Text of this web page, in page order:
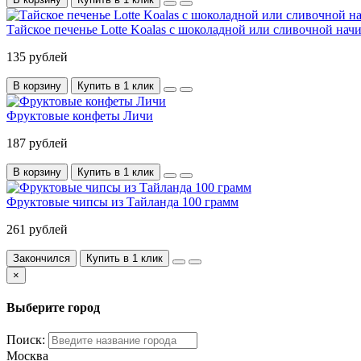
Тайское печенье Lotte Koalas с шоколадной или сливочной
135 рублей
В корзину Купить в 1 клик
Фруктовые конфеты Личи
187 рублей
В корзину Купить в 1 клик
Фруктовые чипсы из Тайланда 100 грамм
261 рублей
Закончился
Купить в 1 клик
×
Выберите город
Поиск:
Москва